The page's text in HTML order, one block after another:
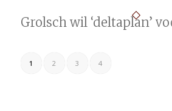
Grolsch wil ‘deltaplan’
1 2 3 4